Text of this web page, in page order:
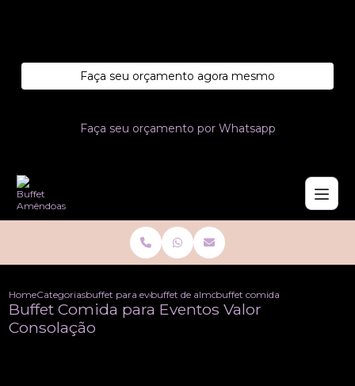
Faça seu orçamento agora mesmo
Faça seu orçamento por Whatsapp
HomeCategoriasbuffet para eventosbuffet de almoco para casamento
buffet comida para eventos
Buffet Comida para Eventos Valor
Consolação